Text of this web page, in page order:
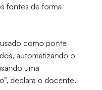
fontes de forma
como ponte
automatizando o
uma
declara o docente.